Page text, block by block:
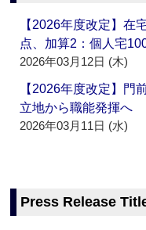
【2026年度改定】在
点、加算2：個人宅
2026年03月12日 (木)
【2026年度改定】門
立地から職能発揮へ
2026年03月11日 (水)
Press Release